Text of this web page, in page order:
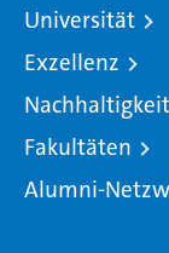
Universität
Exzellenz
Nachhaltigkeit
Fakultäten
Alumni-